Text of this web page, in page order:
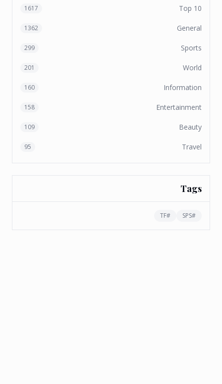
Top 10
1617
General
1362
Sports
299
World
201
Information
160
Entertainment
158
Beauty
109
Travel
95
Tags
#
SPS
#
TF